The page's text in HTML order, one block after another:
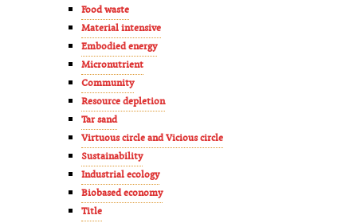
Food waste
Material intensive
Embodied energy
Micronutrient
Community
Resource depletion
Tar sand
Virtuous circle and Vicious circle
Sustainability
Industrial ecology
Biobased economy
Title